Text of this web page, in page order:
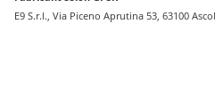
E9 S.r.l., Via Piceno Aprutina 53, 63100